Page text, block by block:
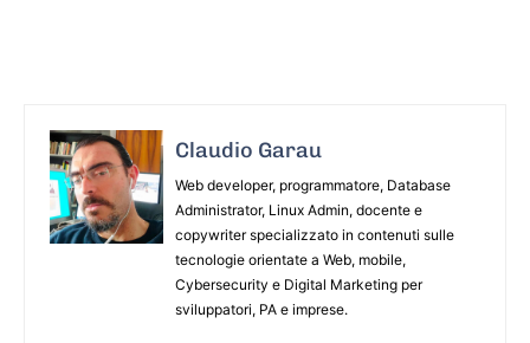
Claudio Garau
Web developer, programmatore, Database
Administrator, Linux Admin, docente e
copywriter specializzato in contenuti sulle
tecnologie orientate a Web, mobile,
Cybersecurity e Digital Marketing per
sviluppatori, PA e imprese.